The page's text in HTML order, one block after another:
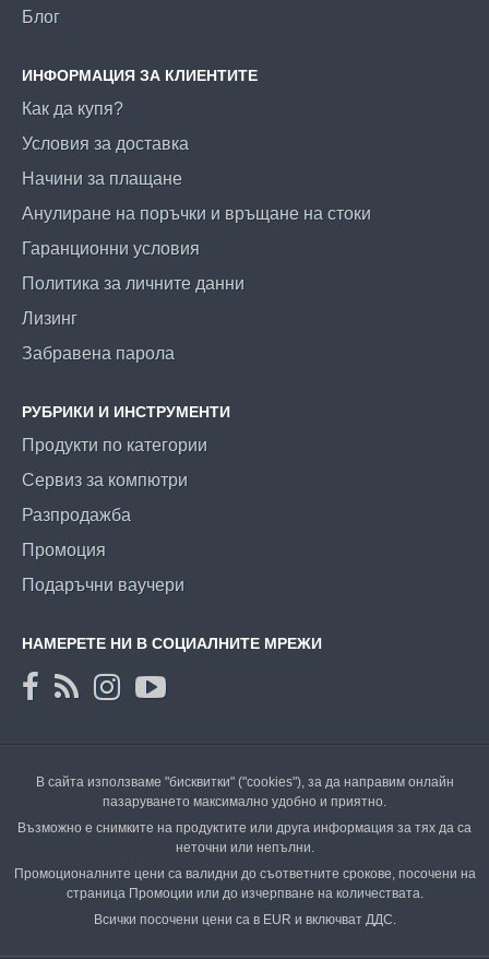
Блог
ИНФОРМАЦИЯ ЗА КЛИЕНТИТЕ
Как да купя?
Условия за доставка
Начини за плащане
Анулиране на поръчки и връщане на стоки
Гаранционни условия
Политика за личните данни
Лизинг
Забравена парола
РУБРИКИ И ИНСТРУМЕНТИ
Продукти по категории
Сервиз за компютри
Разпродажба
Промоция
Подаръчни ваучери
НАМЕРЕТЕ НИ В СОЦИАЛНИТЕ МРЕЖИ
В сайта използваме "бисквитки" ("cookies"), за да направим онлайн
пазаруването максимално удобно и приятно.
Възможно е снимките на продуктите или друга информация за тях да са
неточни или непълни.
Промоционалните цени са валидни до съответните срокове, посочени на
страница Промоции или до изчерпване на количествата.
Всички посочени цени са в EUR и включват ДДС.